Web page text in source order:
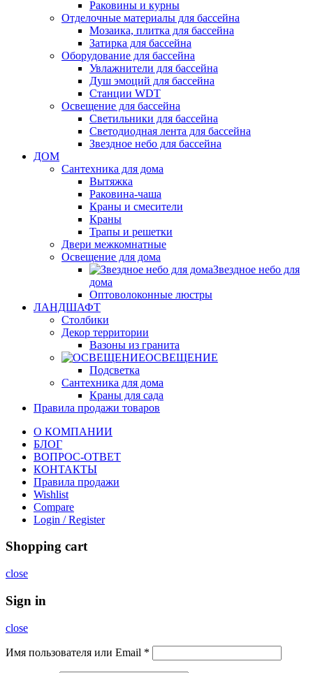
Раковины и курны
Отделочные материалы для бассейна
Мозаика, плитка для бассейна
Затирка для бассейна
Оборудование для бассейна
Увлажнители для бассейна
Душ эмоций для бассейна
Станции WDT
Освещение для бассейна
Светильники для бассейна
Светодиодная лента для бассейна
Звездное небо для бассейна
ДОМ
Сантехника для дома
Вытяжка
Раковина-чаша
Краны и смесители
Краны
Трапы и решетки
Двери межкомнатные
Освещение для дома
Звездное небо для
дома
Оптоволоконные люстры
ЛАНДШАФТ
Столбики
Декор территории
Вазоны из гранита
ОСВЕЩЕНИЕ
Подсветка
Сантехника для дома
Краны для сада
Правила продажи товаров
О КОМПАНИИ
БЛОГ
ВОПРОС-ОТВЕТ
КОНТАКТЫ
Правила продажи
Wishlist
Compare
Login / Register
Shopping cart
close
Sign in
close
Имя пользователя или Email *